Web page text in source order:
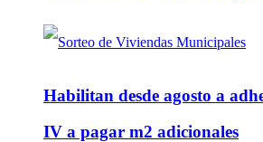
Habilitan desde agosto a
IV a pagar m2 adicionales